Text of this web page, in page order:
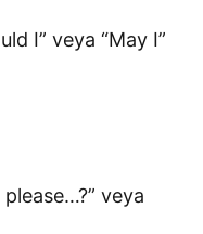
I” veya “May I”
please…?” veya